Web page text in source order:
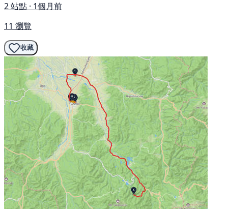
2 站點 · 1個月前
11 瀏覽
收藏